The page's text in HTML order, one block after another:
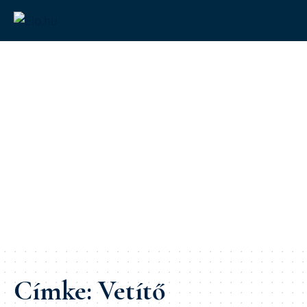
Címke:Vetítő